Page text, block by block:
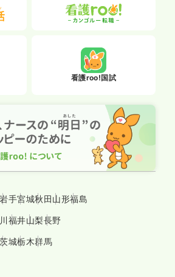
看護roo!国試
岩手宮城秋田山形福島
福井山梨長野
茨城栃木群馬